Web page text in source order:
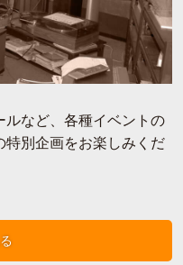
ルなど、各種イベントの
特別企画をお楽しみくだ